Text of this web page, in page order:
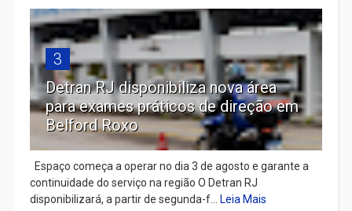
3
Detran RJ disponibiliza nova área
para exames práticos de direção em
Belford Roxo
Espaço começa a operar no dia 3 de agosto e garante a
continuidade do serviço na região O Detran RJ
disponibilizará, a partir de segunda-f...
Leia Mais